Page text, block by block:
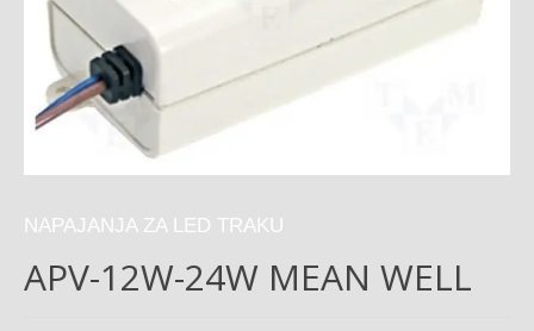
NAPAJANJA ZA LED TRAKU
APV-12W-24W MEAN WELL